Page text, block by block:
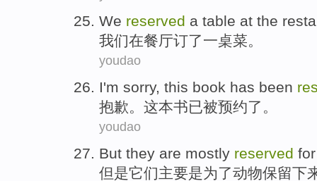
We reserved a table at the
我们在餐厅订了一桌菜。
youdao
I'm sorry, this book has been
抱歉。 这本书已被预约了。
youdao
But they are mostly reserved for
但是它们主要是为了动物保留下